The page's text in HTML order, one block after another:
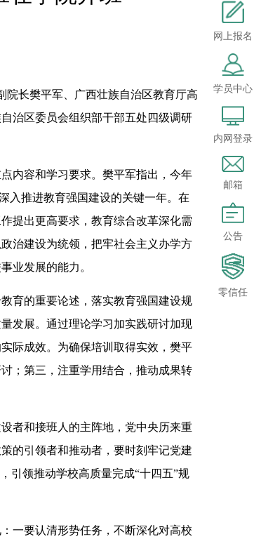
网上报名
学员中心
内网登录
邮箱
公告
零信任
院长樊平军、广西壮族自治区教育厅高
治区委员会组织部干部五处四级调研
内容和学习要求。樊平军指出，今年
入推进教育强国建设的关键一年。在
提出更高要求，教育综合改革深化需
治建设为统领，把牢社会主义办学方
业发展的能力。
育的重要论述，落实教育强国建设规
发展。通过理论学习加实践研讨加现
际成效。为确保培训取得实效，樊平
；第三，注重学用结合，推动成果转
者和接班人的主阵地，党中央历来重
的引领者和推动者，要时刻牢记党建
引领推动学校高质量完成“十四五”规
一要认清形势任务，不断深化对高校